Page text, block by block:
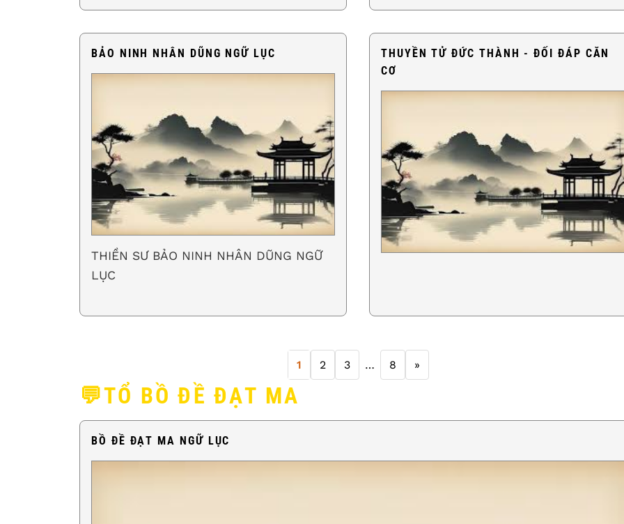
BẢO NINH NHÂN DŨNG NGỮ LỤC
THIỀN SƯ BẢO NINH NHÂN DŨNG NGỮ
LỤC
THUYỀN TỬ ĐỨC THÀNH - ĐỐI ĐÁP CĂN
CƠ
1 2 3 … 8 »
💬TỔ BỒ ĐỀ ĐẠT MA
BỒ ĐỀ ĐẠT MA NGỮ LỤC